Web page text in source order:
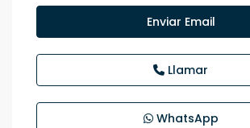
Enviar Email
Llamar
WhatsApp